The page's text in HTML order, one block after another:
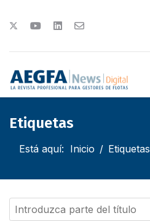
Etiquetas
Está aquí: Inicio Etiquetas
Introduzca parte del título